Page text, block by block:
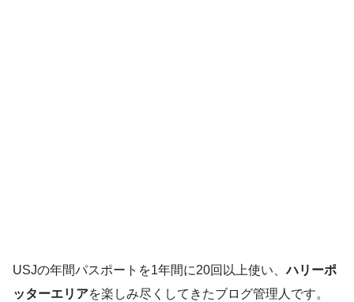
USJの年間パスポートを1年間に20回以上使い、ハリーポ
ッターエリアを楽しみ尽くしてきたブログ管理人 です。